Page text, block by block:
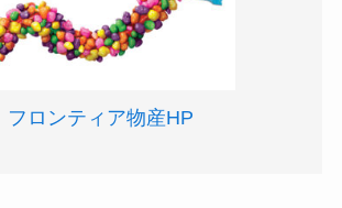
フロンティア物産HP